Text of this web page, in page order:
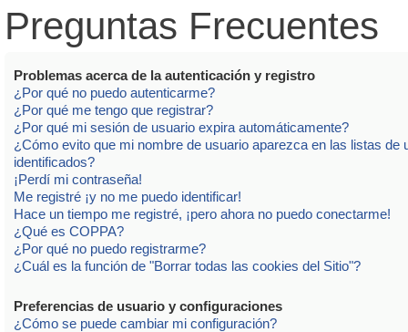
Preguntas Frecuentes
Problemas acerca de la autenticación y registro
¿Por qué no puedo autenticarme?
¿Por qué me tengo que registrar?
¿Por qué mi sesión de usuario expira automáticamente?
¿Cómo evito que mi nombre de usuario aparezca en las listas de
identificados?
¡Perdí mi contraseña!
Me registré ¡y no me puedo identificar!
Hace un tiempo me registré, ¡pero ahora no puedo conectarme!
¿Qué es COPPA?
¿Por qué no puedo registrarme?
¿Cuál es la función de "Borrar todas las cookies del Sitio"?
Preferencias de usuario y configuraciones
¿Cómo se puede cambiar mi configuración?